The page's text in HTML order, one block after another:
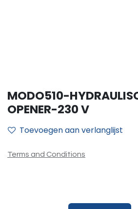
MODO510-
OPENER-230 V
Toevoegen aan verlanglijst
Terms and Conditions